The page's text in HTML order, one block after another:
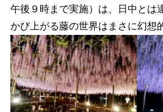
午後９時まで実施）は、日中とは
かび上がる藤の世界はまさに幻想